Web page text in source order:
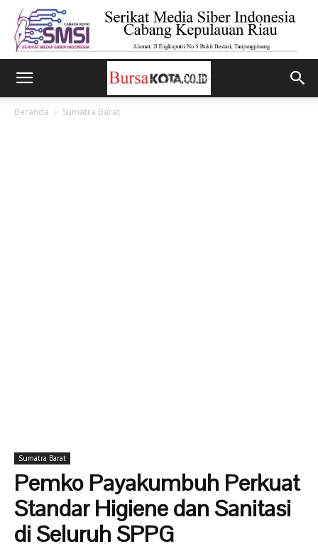
Beranda Sumatra Barat
Sumatra Barat
Pemko Payakumbuh Perkuat
Standar Higiene dan Sanitasi
di Seluruh SPPG